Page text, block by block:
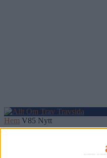
Hem V85 Nytt
Inför V75